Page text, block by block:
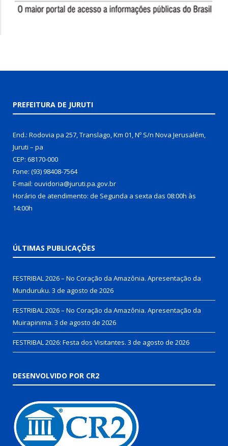
PREFEITURA DE JURUTI
End.: Rodovia pa 257, Translago, Km 01, Nº S/n Nova Jerusalém,
Juruti – pa
CEP: 68170-000
Fone: (93) 98408-7564
E-mail: ouvidoria@juruti.pa.gov.br
Horário de atendimento: de Segunda a sexta das 08:00h às
14:00h
ÚLTIMAS PUBLICAÇÕES
FESTRIBAL 2026 – No Coração da Amazônia. Apresentação da
Munduruku. 3 de agosto de 2026
FESTRIBAL 2026 – No Coração da Amazônia. Apresentação da
Muirapinima. 3 de agosto de 2026
FESTRIBAL 2026: Festa dos Visitantes. 3 de agosto de 2026
DESENVOLVIDO POR CR2